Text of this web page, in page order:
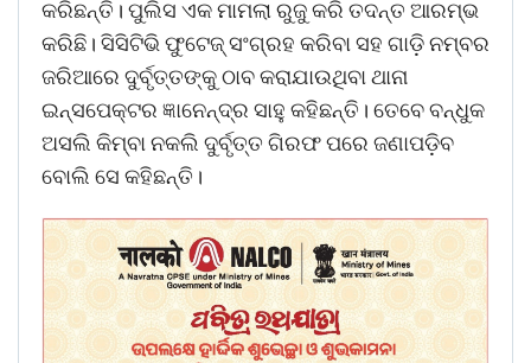
କରିଛନ୍ତି। ପୁଲିସ ଏକ ମାମଲା ରୁଜୁ କରି ତଦନ୍ତ ଆରମ୍ଭ
କରିଛି। ସିସିଟିଭି ଫୁଟେଜ୍‌ ସଂଗ୍ରହ କରିବା ସହ ଗାଡ଼ି ନମ୍ବର
ଜରିଆରେ ଦୁର୍ବୃତ୍ତଙ୍କୁ ଠାବ କରାଯାଉଥିବା ଥାନା
ଇନ୍ସପେକ୍ଟର ଜ୍ଞାନେନ୍ଦ୍ର ସାହୁ କହିଛନ୍ତି। ତେବେ ବନ୍ଧୁକ
ଅସଲି କିମ୍ବା ନକଲି ଦୁର୍ବୃତ୍ତ ଗିରଫ ପରେ ଜଣାପଡ଼ିବ
ବୋଲି ସେ କହିଛନ୍ତି।